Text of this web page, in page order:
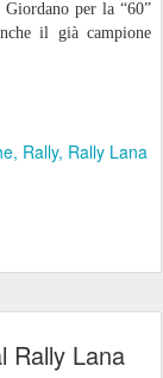
per la “60”
il già campione
Rally Rally Lana
Rally Lana